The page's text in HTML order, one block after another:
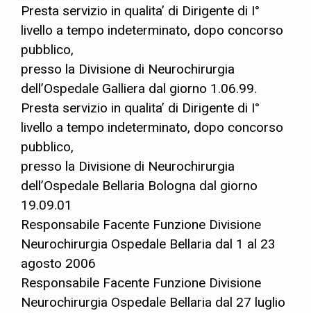
Presta servizio in qualita’ di Dirigente di I°
livello a tempo indeterminato, dopo concorso
pubblico,
presso la Divisione di Neurochirurgia
dell’Ospedale Galliera dal giorno 1.06.99.
Presta servizio in qualita’ di Dirigente di I°
livello a tempo indeterminato, dopo concorso
pubblico,
presso la Divisione di Neurochirurgia
dell’Ospedale Bellaria Bologna dal giorno
19.09.01
Responsabile Facente Funzione Divisione
Neurochirurgia Ospedale Bellaria dal 1 al 23
agosto 2006
Responsabile Facente Funzione Divisione
Neurochirurgia Ospedale Bellaria dal 27 luglio